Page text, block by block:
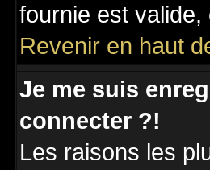
fournie est
Revenir en haut
Je me suis
connecter ?!
Les raisons les